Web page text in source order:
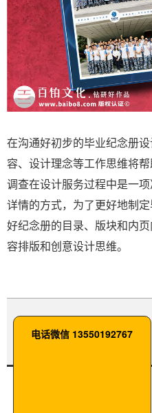
在沟通好初步的毕业纪念册
容、设计理念等工作思维将
调查在设计服务过程中是一
详情的方式，为了更好地制
好纪念册的目录、版块和内
容排版和创意设计思维。
电话微信 13550192767